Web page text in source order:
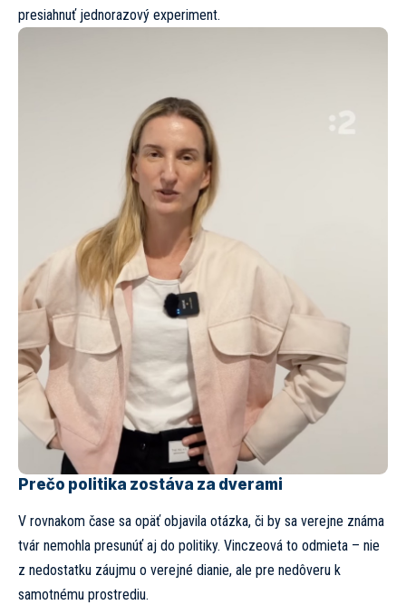
presiahnuť jednorazový experiment.
Prečo politika zostáva za dverami
V rovnakom čase sa opäť objavila otázka, či by sa verejne známa
tvár nemohla presunúť aj do politiky. Vinczeová to odmieta – nie
z nedostatku záujmu o verejné dianie, ale pre nedôveru k
samotnému prostrediu.